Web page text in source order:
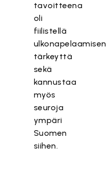
tavoitteena
oli
fiilistellä
ulkonapelaamisen
tärkeyttä
sekä
kannustaa
myös
seuroja
ympäri
Suomen
siihen.